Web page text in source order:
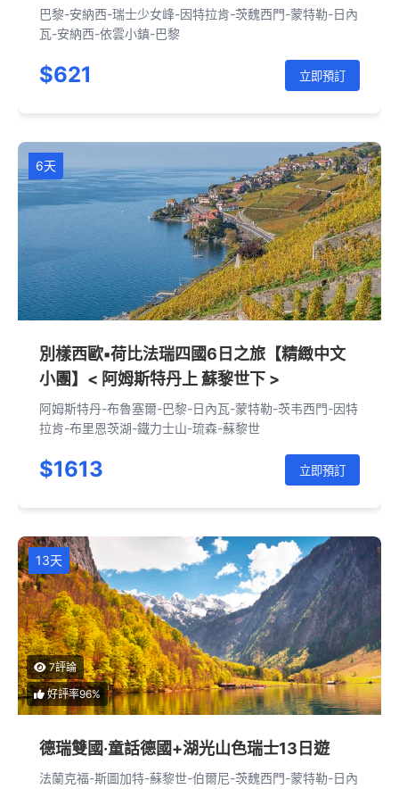
巴黎-安納西-瑞士少女峰-因特拉肯-茨魏西門-蒙特勒-日內
瓦-安納西-依雲小鎮-巴黎
$621 立即預訂
6天
別樣西歐▪荷比法瑞四國6日之旅【精緻中文
小團】< 阿姆斯特丹上 蘇黎世下 >
阿姆斯特丹-布魯塞爾-巴黎-日內瓦-蒙特勒-茨韦西門-因特
拉肯-布里恩茨湖-鐵力士山-琉森-蘇黎世
$1613 立即預訂
13天
7評論
好評率96%
德瑞雙國·童話德國+湖光山色瑞士13日遊
法蘭克福-斯圖加特-蘇黎世-伯爾尼-茨魏西門-蒙特勒-日內